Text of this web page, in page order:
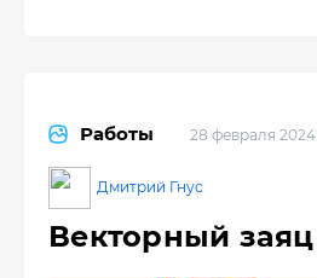
Работы 28 февраля 2024
Дмитрий Гнус
Векторный заяц